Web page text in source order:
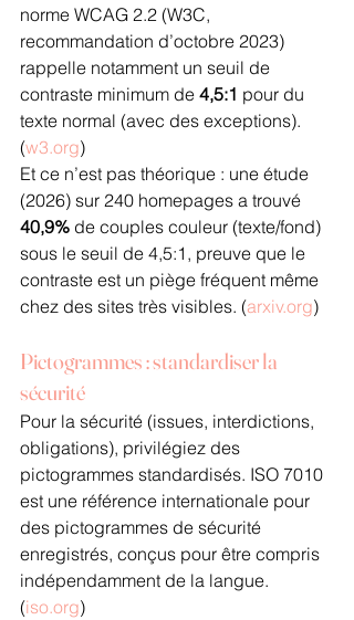
norme WCAG 2.2 (W3C,
recommandation d’octobre 2023)
rappelle notamment un seuil de
contraste minimum de 4,5:1 pour du
texte normal (avec des exceptions).
(w3.org)
Et ce n’est pas théorique : une étude
(2026) sur 240 homepages a trouvé
40,9% de couples couleur (texte/fond)
sous le seuil de 4,5:1, preuve que le
contraste est un piège fréquent même
chez des sites très visibles. (arxiv.org)
Pictogrammes : standardiser la
sécurité
Pour la sécurité (issues, interdictions,
obligations), privilégiez des
pictogrammes standardisés. ISO 7010
est une référence internationale pour
des pictogrammes de sécurité
enregistrés, conçus pour être compris
indépendamment de la langue.
(iso.org)